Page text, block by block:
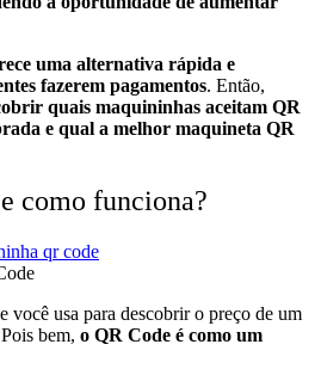
uma alternativa rápida e
fazerem pagamentos. Então,
quais maquininhas aceitam QR
e qual a melhor maquineta QR
como funciona?
você usa para descobrir o preço de um
bem, o QR Code é como um